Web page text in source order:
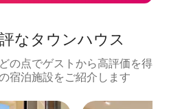
なタウンハウス
の点でゲストから高評価を得
宿泊施設をご紹介します